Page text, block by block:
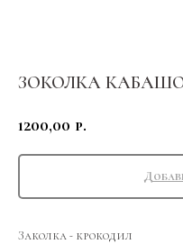
ЗОКОЛКА
1200,00 р.
Заколка - крокодил